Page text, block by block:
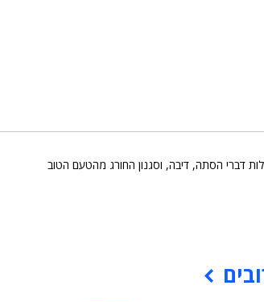
דברי הסתה, דיבה, וסגנון החורג מהטעם הטוב